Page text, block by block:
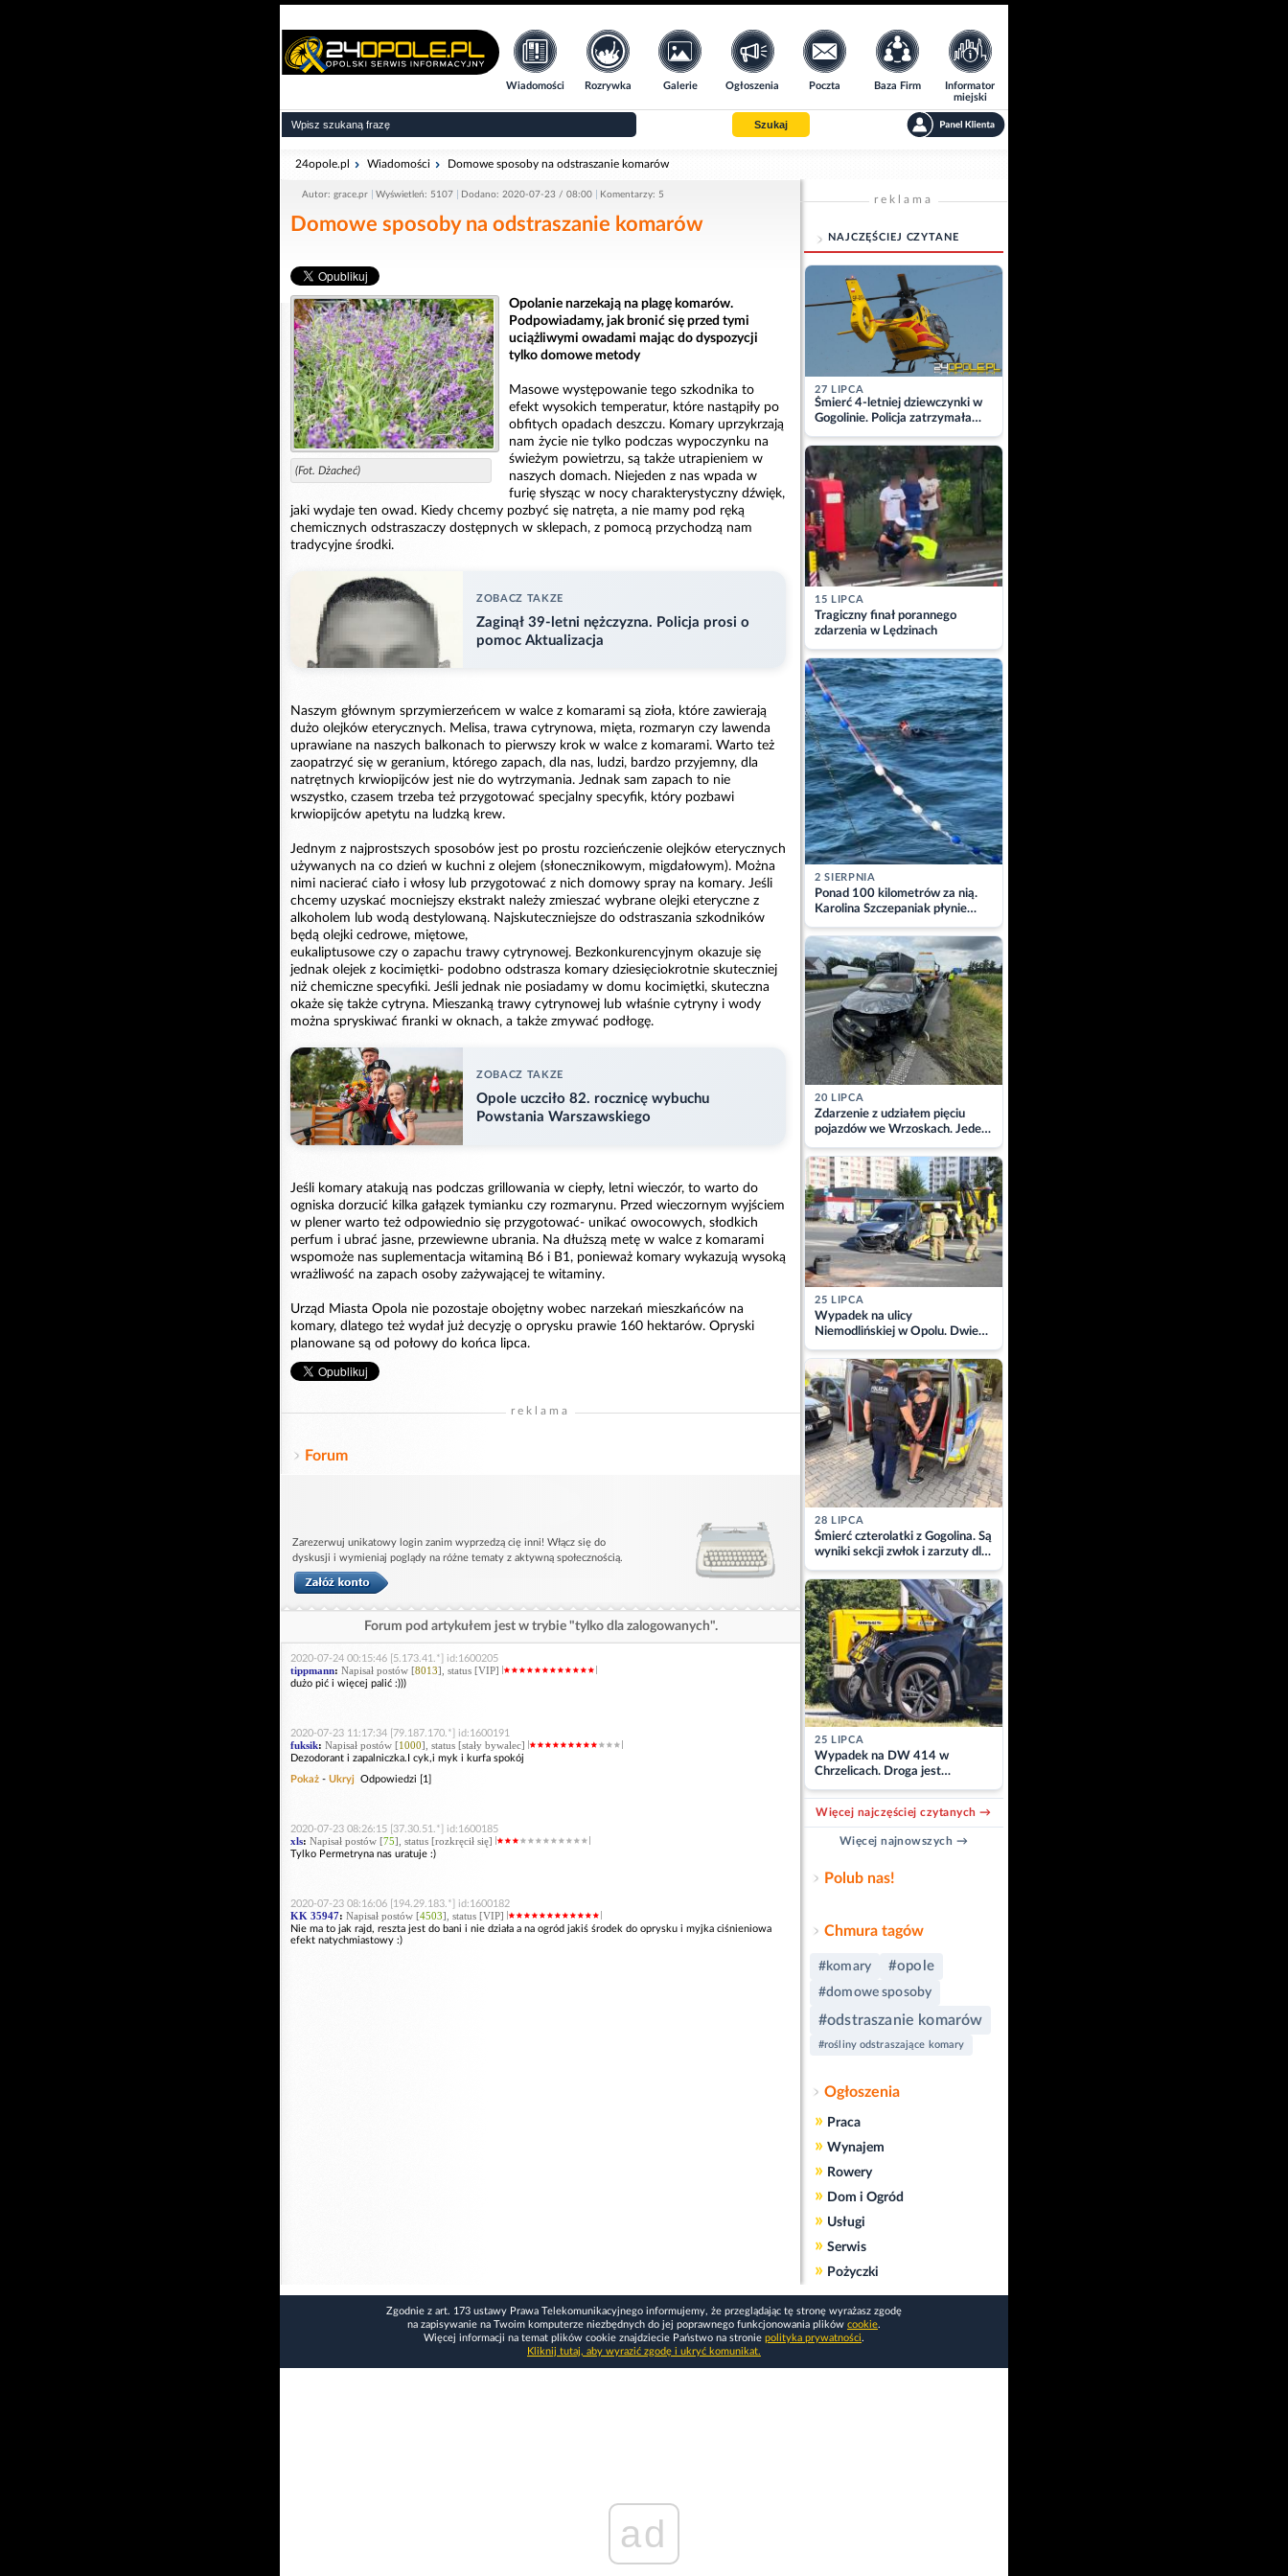
Wiadomości Rozrywka Galerie Ogłoszenia Poczta Baza Firm
Informator
miejski
Szukaj
24opole.pl Wiadomości Domowe sposoby na odstraszanie komarów
Autor: grace.pr Wyświetleń: 5107 Dodano: 2020-07-23 / 08:00 Komentarzy: 5
Domowe sposoby na odstraszanie komarów
(Fot. Dżacheć)
Opolanie narzekają na plagę komarów.
Podpowiadamy, jak bronić się przed tymi
uciążliwymi owadami mając do dyspozycji
tylko domowe metody
Masowe występowanie tego szkodnika to
efekt wysokich temperatur, które nastąpiły po
obfitych opadach deszczu. Komary uprzykrzają
nam życie nie tylko podczas wypoczynku na
świeżym powietrzu, są także utrapieniem w
naszych domach. Niejeden z nas wpada w
furię słysząc w nocy charakterystyczny dźwięk,
jaki wydaje ten owad. Kiedy chcemy pozbyć się natręta, a nie mamy pod ręką
chemicznych odstraszaczy dostępnych w sklepach, z pomocą przychodzą nam
tradycyjne środki.
ZOBACZ TAKZE
Zaginął 39-letni nężczyzna. Policja prosi o
pomoc Aktualizacja
Naszym głównym sprzymierzeńcem w walce z komarami są zioła, które zawierają
dużo olejków eterycznych. Melisa, trawa cytrynowa, mięta, rozmaryn czy lawenda
uprawiane na naszych balkonach to pierwszy krok w walce z komarami. Warto też
zaopatrzyć się w geranium, którego zapach, dla nas, ludzi, bardzo przyjemny, dla
natrętnych krwiopijców jest nie do wytrzymania. Jednak sam zapach to nie
wszystko, czasem trzeba też przygotować specjalny specyfik, który pozbawi
krwiopijców apetytu na ludzką krew.
Jednym z najprostszych sposobów jest po prostu rozcieńczenie olejków eterycznych
używanych na co dzień w kuchni z olejem (słonecznikowym, migdałowym). Można
nimi nacierać ciało i włosy lub przygotować z nich domowy spray na komary. Jeśli
chcemy uzyskać mocniejszy ekstrakt należy zmieszać wybrane olejki eteryczne z
alkoholem lub wodą destylowaną. Najskuteczniejsze do odstraszania szkodników
będą olejki cedrowe, miętowe,
eukaliptusowe czy o zapachu trawy cytrynowej. Bezkonkurencyjnym okazuje się
jednak olejek z kocimiętki- podobno odstrasza komary dziesięciokrotnie skuteczniej
niż chemiczne specyfiki. Jeśli jednak nie posiadamy w domu kocimiętki, skuteczna
okaże się także cytryna. Mieszanką trawy cytrynowej lub właśnie cytryny i wody
można spryskiwać firanki w oknach, a także zmywać podłogę.
ZOBACZ TAKZE
Opole uczciło 82. rocznicę wybuchu
Powstania Warszawskiego
Jeśli komary atakują nas podczas grillowania w ciepły, letni wieczór, to warto do
ogniska dorzucić kilka gałązek tymianku czy rozmarynu. Przed wieczornym wyjściem
w plener warto też odpowiednio się przygotować- unikać owocowych, słodkich
perfum i ubrać jasne, przewiewne ubrania. Na dłuższą metę w walce z komarami
wspomoże nas suplementacja witaminą B6 i B1, ponieważ komary wykazują wysoką
wrażliwość na zapach osoby zażywającej te witaminy.
Urząd Miasta Opola nie pozostaje obojętny wobec narzekań mieszkańców na
komary, dlatego też wydał już decyzję o oprysku prawie 160 hektarów. Opryski
planowane są od połowy do końca lipca.
reklama
Forum
Zarezerwuj unikatowy login zanim wyprzedzą cię inni! Włącz się do
dyskusji i wymieniaj poglądy na różne tematy z aktywną społecznością.
Forum pod artykułem jest w trybie "tylko dla zalogowanych".
2020-07-24 00:15:46 [5.173.41.*] id:1600205
tippmann: Napisał postów [8013], status [VIP]
dużo pić i więcej palić :)))
2020-07-23 11:17:34 [79.187.170.*] id:1600191
fuksik: Napisał postów [1000], status [stały bywalec]
Dezodorant i zapalniczka.I cyk,i myk i kurfa spokój
Pokaż - Ukryj Odpowiedzi [1]
2020-07-23 08:26:15 [37.30.51.*] id:1600185
xls: Napisał postów [75], status [rozkręcił się]
Tylko Permetryna nas uratuje :)
2020-07-23 08:16:06 [194.29.183.*] id:1600182
KK 35947: Napisał postów [4503], status [VIP]
Nie ma to jak rajd, reszta jest do bani i nie działa a na ogród jakiś środek do oprysku i myjka ciśnieniowa
efekt natychmiastowy :)
reklama
NAJCZĘŚCIEJ CZYTANE
27 LIPCA
Śmierć 4-letniej dziewczynki w
Gogolinie. Policja zatrzymała
matkę
15 LIPCA
Tragiczny finał porannego
zdarzenia w Lędzinach
2 SIERPNIA
Ponad 100 kilometrów za nią.
Karolina Szczepaniak płynie
przez Bałtyk dla Piotra.
Aktualizacja
20 LIPCA
Zdarzenie z udziałem pięciu
pojazdów we Wrzoskach. Jeden
z kierowców zabrany w
kajdankach
25 LIPCA
Wypadek na ulicy
Niemodlińskiej w Opolu. Dwie
osoby w szpitalu
28 LIPCA
Śmierć czterolatki z Gogolina. Są
wyniki sekcji zwłok i zarzuty dla
matki
25 LIPCA
Wypadek na DW 414 w
Chrzelicach. Droga jest
zablokowana
Więcej najczęściej czytanych →
Więcej najnowszych →
Polub nas!
Chmura tagów
#komary #opole
#domowe sposoby
#odstraszanie komarów
#rośliny odstraszające komary
Ogłoszenia
» Praca
» Wynajem
» Rowery
» Dom i Ogród
» Usługi
» Serwis
» Pożyczki
Zgodnie z art. 173 ustawy Prawa Telekomunikacyjnego informujemy, że przeglądając tę stronę wyrażasz zgodę
na zapisywanie na Twoim komputerze niezbędnych do jej poprawnego funkcjonowania plików cookie.
Więcej informacji na temat plików cookie znajdziecie Państwo na stronie polityka prywatności.
Kliknij tutaj, aby wyrazić zgodę i ukryć komunikat.
ad